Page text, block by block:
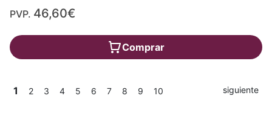
PVP. 46,60€
Comprar
1 2 3 4 5 6 7 8 9 10 siguiente